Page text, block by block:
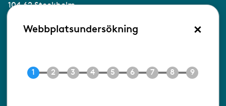
104 62 Stockholm
Besöksadress:
Ringvägen 100
E-post info@gbf.se
Webbplatsundersökning ×